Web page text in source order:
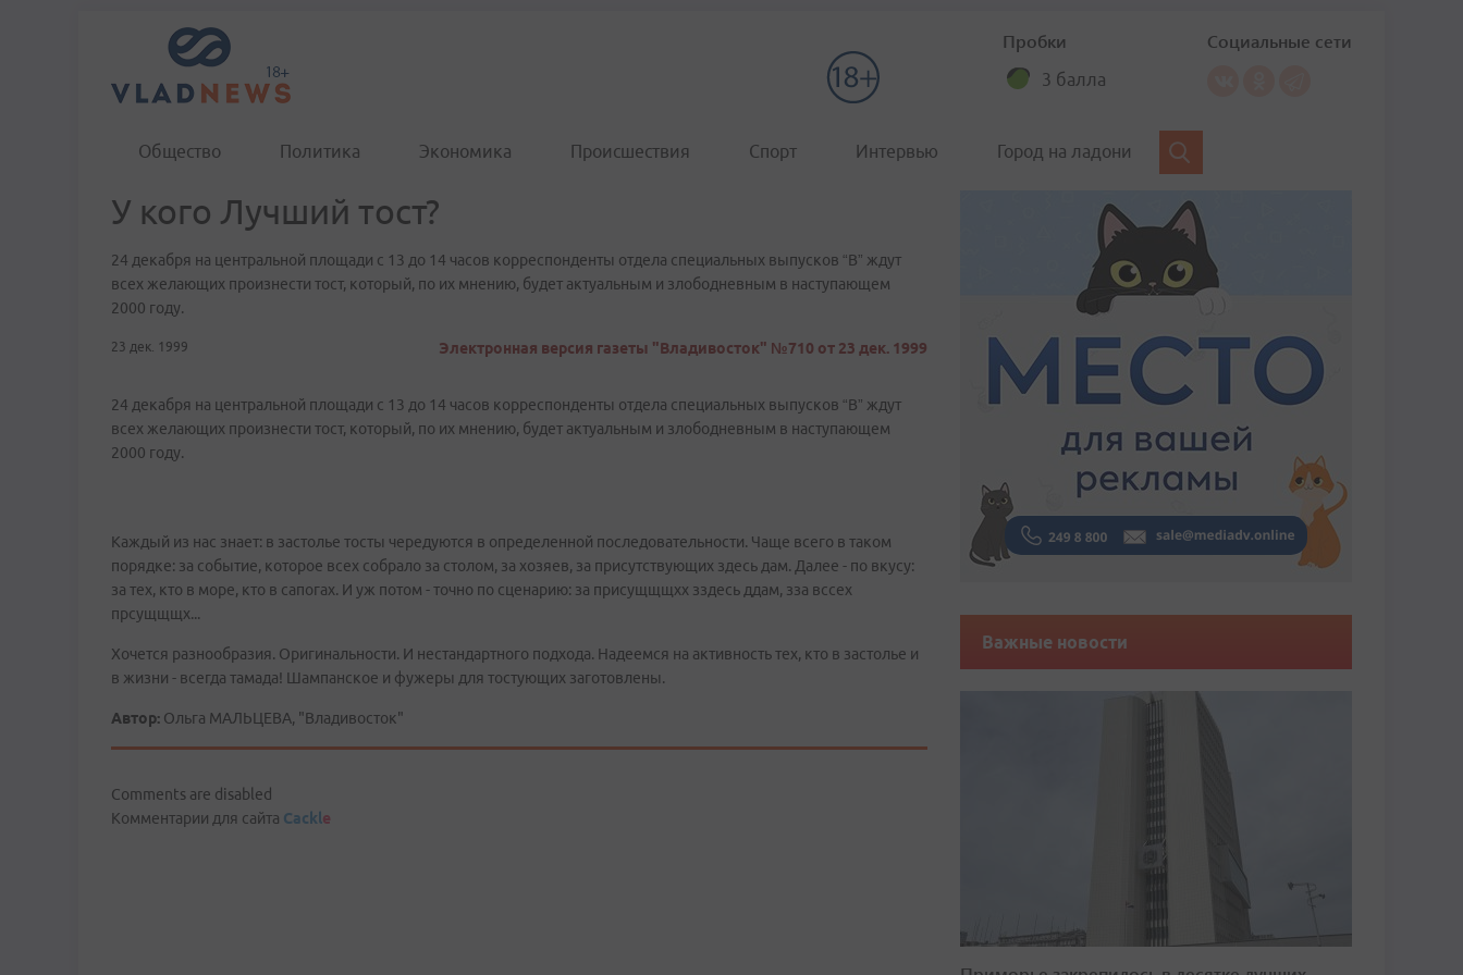
Пробки
3 балла
Социальные сети
Общество Политика Экономика Происшествия Спорт Интервью Город на ладони
У кого Лучший тост?
24 декабря на центральной площади с 13 до 14 часов корреспонденты отдела специальных выпусков “В” ждут
всех желающих произнести тост, который, по их мнению, будет актуальным и злободневным в наступающем
2000 году.
23 дек. 1999 Электронная версия газеты "Владивосток" №710 от 23 дек. 1999
24 декабря на центральной площади с 13 до 14 часов корреспонденты отдела специальных выпусков “В” ждут
всех желающих произнести тост, который, по их мнению, будет актуальным и злободневным в наступающем
2000 году.
Каждый из нас знает: в застолье тосты чередуются в определенной последовательности. Чаще всего в таком
порядке: за событие, которое всех собрало за столом, за хозяев, за присутствующих здесь дам. Далее - по вкусу:
за тех, кто в море, кто в сапогах. И уж потом - точно по сценарию: за присущщщхх зздесь ддам, зза вссех
прсущщщх...
Хочется разнообразия. Оригинальности. И нестандартного подхода. Надеемся на активность тех, кто в застолье и
в жизни - всегда тамада! Шампанское и фужеры для тостующих заготовлены.
Автор: Ольга МАЛЬЦЕВА, "Владивосток"
Comments are disabled
Комментарии для сайта Cackle
Важные новости